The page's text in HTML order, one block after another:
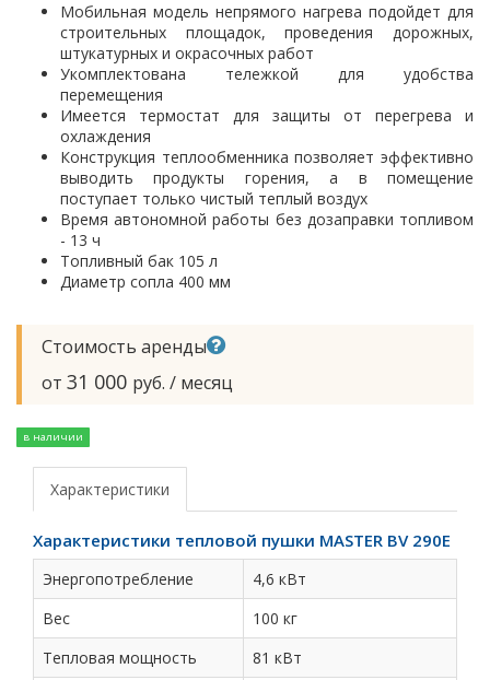
Мобильная модель непрямого нагрева подойдет для
строительных площадок, проведения дорожных,
штукатурных и окрасочных работ
Укомплектована тележкой для удобства
перемещения
Имеется термостат для защиты от перегрева и
охлаждения
Конструкция теплообменника позволяет эффективно
выводить продукты горения, а в помещение
поступает только чистый теплый воздух
Время автономной работы без дозаправки топливом
- 13 ч
Топливный бак 105 л
Диаметр сопла 400 мм
Стоимость аренды
от 31 000 руб. / месяц
в наличии
Характеристики
Характеристики тепловой пушки MASTER BV 290E
Энергопотребление
4,6 кВт
Вес
100 кг
Тепловая мощность
81 кВт